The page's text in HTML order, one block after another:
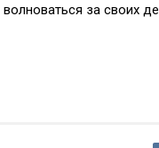
за своих